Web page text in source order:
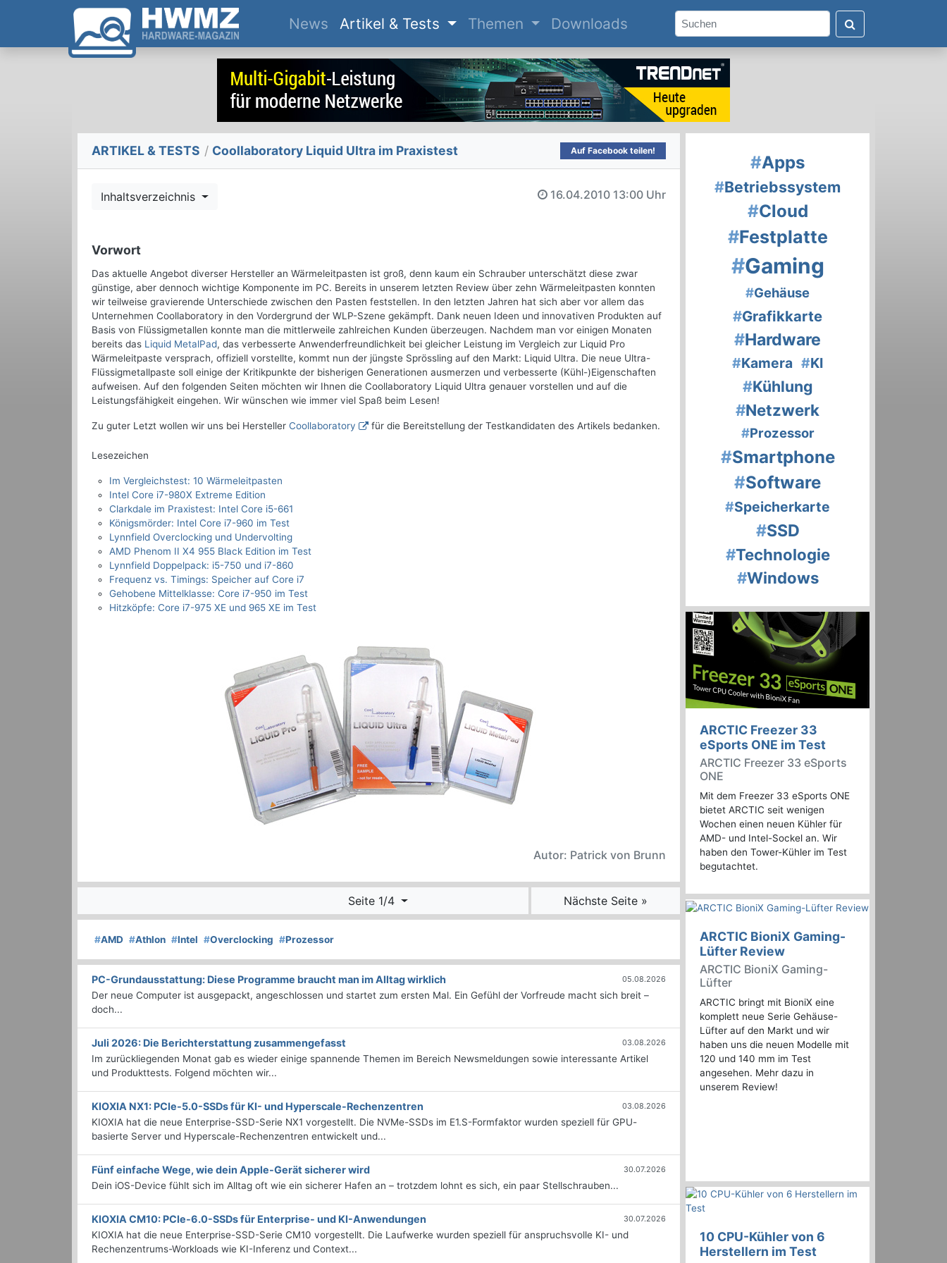
News(current)
Artikel & Tests Themen Downloads
ARTIKEL & TESTS / Coollaboratory Liquid Ultra im Praxistest Auf Facebook teilen!
Inhaltsverzeichnis 16.04.2010 13:00 Uhr
Vorwort
Das aktuelle Angebot diverser Hersteller an Wärmeleitpasten ist groß, denn kaum ein Schrauber unterschätzt diese zwar
günstige, aber dennoch wichtige Komponente im PC. Bereits in unserem letzten Review über zehn Wärmeleitpasten konnten
wir teilweise gravierende Unterschiede zwischen den Pasten feststellen. In den letzten Jahren hat sich aber vor allem das
Unternehmen Coollaboratory in den Vordergrund der WLP-Szene gekämpft. Dank neuen Ideen und innovativen Produkten auf
Basis von Flüssigmetallen konnte man die mittlerweile zahlreichen Kunden überzeugen. Nachdem man vor einigen Monaten
bereits das Liquid MetalPad, das verbesserte Anwenderfreundlichkeit bei gleicher Leistung im Vergleich zur Liquid Pro
Wärmeleitpaste versprach, offiziell vorstellte, kommt nun der jüngste Sprössling auf den Markt: Liquid Ultra. Die neue Ultra-
Flüssigmetallpaste soll einige der Kritikpunkte der bisherigen Generationen ausmerzen und verbesserte (Kühl-)Eigenschaften
aufweisen. Auf den folgenden Seiten möchten wir Ihnen die Coollaboratory Liquid Ultra genauer vorstellen und auf die
Leistungsfähigkeit eingehen. Wir wünschen wie immer viel Spaß beim Lesen!
Zu guter Letzt wollen wir uns bei Hersteller Coollaboratory für die Bereitstellung der Testkandidaten des Artikels bedanken.
Lesezeichen
Im Vergleichstest: 10 Wärmeleitpasten
Intel Core i7-980X Extreme Edition
Clarkdale im Praxistest: Intel Core i5-661
Königsmörder: Intel Core i7-960 im Test
Lynnfield Overclocking und Undervolting
AMD Phenom II X4 955 Black Edition im Test
Lynnfield Doppelpack: i5-750 und i7-860
Frequenz vs. Timings: Speicher auf Core i7
Gehobene Mittelklasse: Core i7-950 im Test
Hitzköpfe: Core i7-975 XE und 965 XE im Test
Autor: Patrick von Brunn
Seite 1/4 Nächste Seite »
#AMD #Athlon #Intel #Overclocking #Prozessor
PC-Grundausstattung: Diese Programme braucht man im Alltag wirklich 05.08.2026
Der neue Computer ist ausgepackt, angeschlossen und startet zum ersten Mal. Ein Gefühl der Vorfreude macht sich breit –
doch...
Juli 2026: Die Bericht­erstattung zusammengefasst 03.08.2026
Im zurückliegenden Monat gab es wieder einige spannende Themen im Bereich Newsmeldungen sowie interessante Artikel
und Produkttests. Folgend möchten wir...
KIOXIA NX1: PCIe-5.0-SSDs für KI- und Hyperscale-Rechenzentren 03.08.2026
KIOXIA hat die neue Enterprise-SSD-Serie NX1 vorgestellt. Die NVMe-SSDs im E1.S-Formfaktor wurden speziell für GPU-
basierte Server und Hyperscale-Rechenzentren entwickelt und...
Fünf einfache Wege, wie dein Apple-Gerät sicherer wird 30.07.2026
Dein iOS-Device fühlt sich im Alltag oft wie ein sicherer Hafen an – trotzdem lohnt es sich, ein paar Stellschrauben...
KIOXIA CM10: PCIe-6.0-SSDs für Enterprise- und KI-Anwendungen 30.07.2026
KIOXIA hat die neue Enterprise-SSD-Serie CM10 vorgestellt. Die Laufwerke wurden speziell für anspruchsvolle KI- und
Rechenzentrums-Workloads wie KI-Inferenz und Context...
#Apps
#Betriebssystem
#Cloud
#Festplatte
#Gaming
#Gehäuse
#Grafikkarte
#Hardware
#Kamera #KI
#Kühlung
#Netzwerk
#Prozessor
#Smartphone
#Software
#Speicherkarte
#SSD
#Technologie
#Windows
ARCTIC Freezer 33
eSports ONE im Test
ARCTIC Freezer 33 eSports
ONE
Mit dem Freezer 33 eSports ONE
bietet ARCTIC seit wenigen
Wochen einen neuen Kühler für
AMD- und Intel-Sockel an. Wir
haben den Tower-Kühler im Test
begutachtet.
ARCTIC BioniX Gaming-
Lüfter Review
ARCTIC BioniX Gaming-
Lüfter
ARCTIC bringt mit BioniX eine
komplett neue Serie Gehäuse-
Lüfter auf den Markt und wir
haben uns die neuen Modelle mit
120 und 140 mm im Test
angesehen. Mehr dazu in
unserem Review!
10 CPU-Kühler von 6
Herstellern im Test